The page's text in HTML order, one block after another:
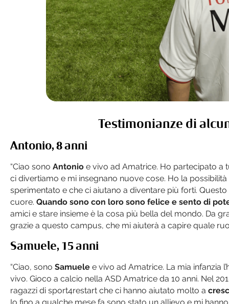
Testimonianze di
Antonio, 8 anni
“Ciao sono Antonio e vivo ad Amatrice. Ho partecipato a
ci divertiamo e mi insegnano nuove cose. Ho la
sperimentato e che ci aiutano a diventare più forti.
cuore. Quando sono con loro sono felice e sento di
amici e stare insieme è la cosa più bella del mondo. Da
grazie a questo campus, che mi aiuterà a capire quale
Samuele, 15 anni
“Ciao, sono Samuele e vivo ad Amatrice. La mia infanzia
vivo. Gioco a calcio nella ASD Amatrice da 10 anni. Nel
ragazzi di sport4restart che ci hanno aiutato molto a